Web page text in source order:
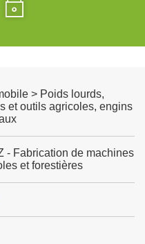
> Poids lourds,
et outils agricoles, engins
- Fabrication de machines
et forestières